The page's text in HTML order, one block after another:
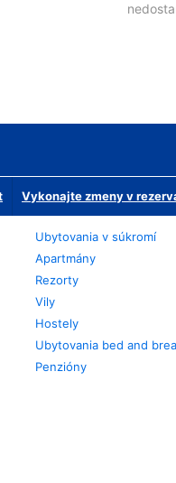
Vykonajte zmeny v
Ubytovania v súkromí
Apartmány
Rezorty
Vily
Hostely
Ubytovania bed and
Penzióny